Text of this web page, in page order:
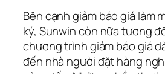
Bên cạnh giảm báo giá làm
ký, Sunwin còn nữa tương
chương trình giảm báo giá
đến nhà người đặt hàng